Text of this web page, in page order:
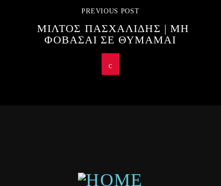
PREVIOUS POST
ΜΙΛΤΟΣ ΠΑΣΧΑΛΙΔΗΣ | ΜΗ
ΦΟΒΑΣΑΙ ΣΕ ΘΥΜΑΜΑΙ